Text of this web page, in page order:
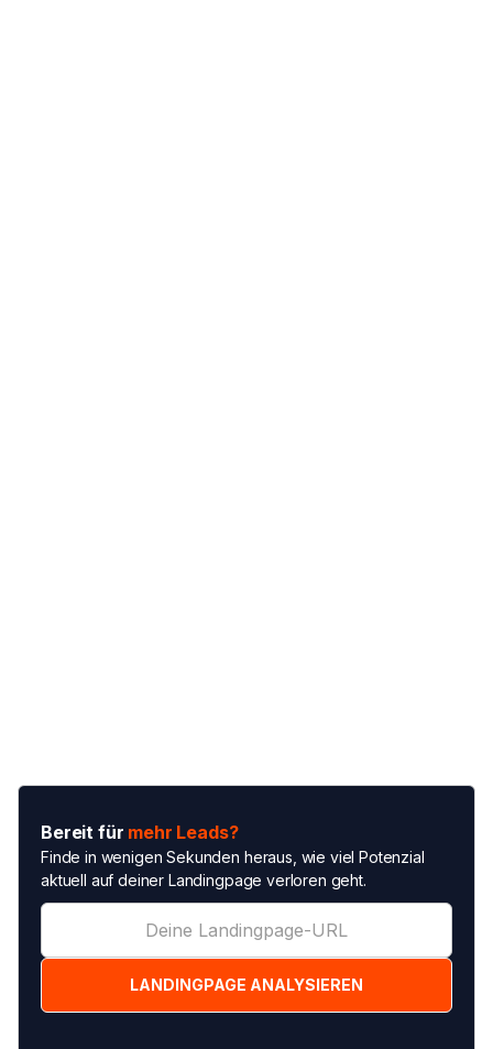
Bereit für mehr Leads?
Finde in wenigen Sekunden heraus, wie viel Potenzial
aktuell auf deiner Landingpage verloren geht.